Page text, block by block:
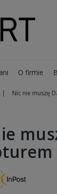
O firmie
Nic nie muszę